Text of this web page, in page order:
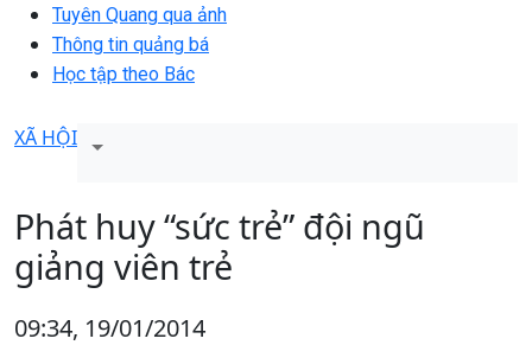
Tuyên Quang qua ảnh
Thông tin quảng bá
Học tập theo Bác
XÃ HỘI
Phát huy “sức trẻ” đội ngũ
giảng viên trẻ
09:34, 19/01/2014